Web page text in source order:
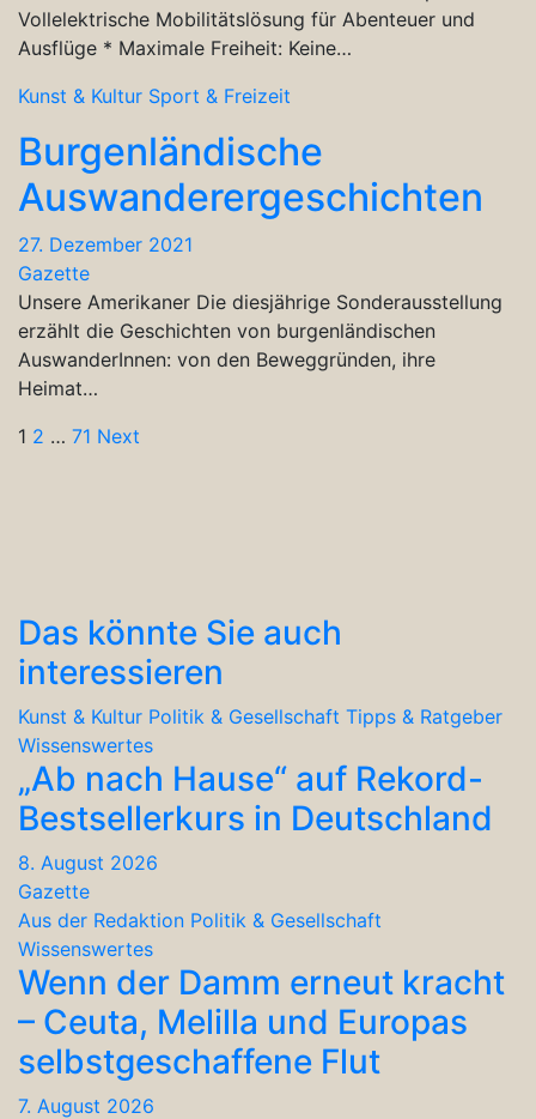
Vollelektrische Mobilitätslösung für Abenteuer und
Ausflüge * Maximale Freiheit: Keine…
Kunst & Kultur Sport & Freizeit
Burgenländische
Auswanderergeschichten
27. Dezember 2021
Gazette
Unsere Amerikaner Die diesjährige Sonderausstellung
erzählt die Geschichten von burgenländischen
AuswanderInnen: von den Beweggründen, ihre
Heimat…
Seitennummerierung
1 2 … 71 Next
Das könnte Sie auch
interessieren
Kunst & Kultur Politik & Gesellschaft Tipps & Ratgeber
Wissenswertes
„Ab nach Hause“ auf Rekord-
Bestsellerkurs in Deutschland
8. August 2026
Gazette
Aus der Redaktion Politik & Gesellschaft
Wissenswertes
Wenn der Damm erneut kracht
– Ceuta, Melilla und Europas
selbstgeschaffene Flut
7. August 2026